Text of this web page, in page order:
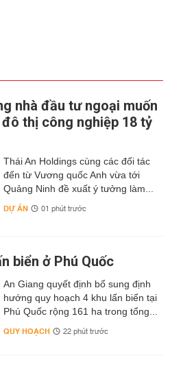
nhà đầu tư ngoại muốn
thị công nghiệp 18 tỷ
Thái An Holdings cùng các đối tác
đến từ Vương quốc Anh vừa tới
Quảng Ninh đề xuất ý tưởng làm...
DỰ ÁN 01 phút trước
biển ở Phú Quốc
An Giang quyết định bổ sung định
hướng quy hoạch 4 khu lấn biển tại
Phú Quốc rộng 161 ha trong tổng...
QUY HOẠCH 22 phút trước